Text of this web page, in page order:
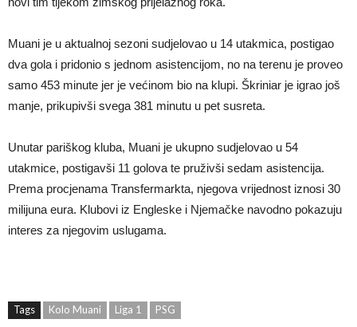
Muani je u aktualnoj sezoni sudjelovao u 14 utakmica, postigao
dva gola i pridonio s jednom asistencijom, no na terenu je proveo
samo 453 minute jer je većinom bio na klupi. Škriniar je igrao još
manje, prikupivši svega 381 minutu u pet susreta.
Unutar pariškog kluba, Muani je ukupno sudjelovao u 54
utakmice, postigavši 11 golova te pruživši sedam asistencija.
Prema procjenama Transfermarkta, njegova vrijednost iznosi 30
milijuna eura. Klubovi iz Engleske i Njemačke navodno pokazuju
interes za njegovim uslugama.
Tags Kolo Muani Liga 1 PSG